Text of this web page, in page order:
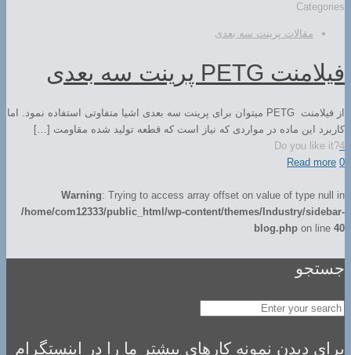
Categories
مقالات پرینت سه بعدی
فیلامنت PETG پرینت سه بعدی
از فیلامنت PETG میتوان برای پرینت سه بعدی اشیا متفاوتی استفاده نمود. اما
کاربرد این ماده در مواردی که نیاز است که قطعه تولید شده مقاومت […]
Do you like it?4
0
Read more
Warning: Trying to access array offset on value of type null in
/home/com12333/public_html/wp-content/themes/Industry/sidebar-
blog.php on line 40
جستجو
برای دیدن نمونه کارهای بیشتر ما را در اینستگرام